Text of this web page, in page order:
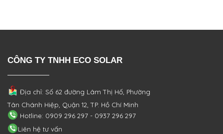
CÔNG TY TNHH ECO SOLAR
Địa chỉ: Số 62 đường Lâm Thị Hố, Phường
Tân Chánh Hiệp, Quận 12, TP. Hồ Chí Minh
Hotline: 0909 296 297 - 0937 296 297
Liên hệ tư vấn